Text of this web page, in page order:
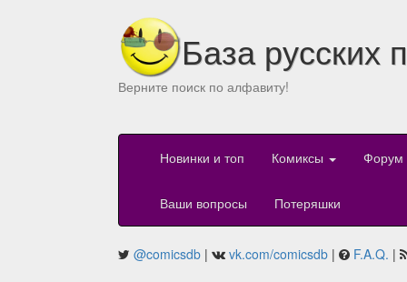
База русских
Верните поиск по алфавиту!
Новинки и топ Комиксы Форум
Ваши вопросы Потеряшки
@comicsdb | vk.com/comicsdb | F.A.Q. |